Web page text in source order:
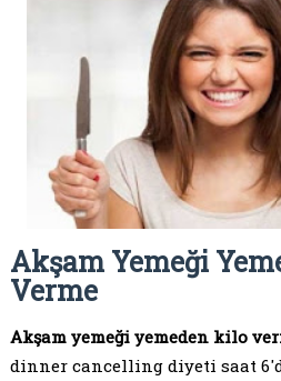
Akşam Yemeği
Verme
Akşam yemeği yemeden kilo
dinner cancelling diyeti saat